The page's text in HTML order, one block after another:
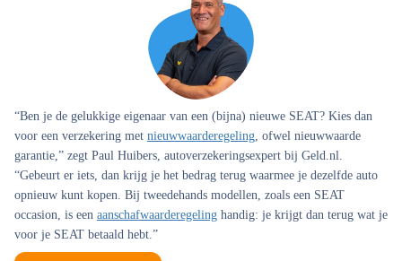
“Ben je de gelukkige eigenaar van een (bijna) nieuwe SEAT? Kies dan
voor een verzekering met nieuwwaarderegeling, ofwel nieuwwaarde
garantie,” zegt Paul Huibers, autoverzekeringsexpert bij Geld.nl.
“Gebeurt er iets, dan krijg je het bedrag terug waarmee je dezelfde auto
opnieuw kunt kopen. Bij tweedehands modellen, zoals een SEAT
occasion, is een aanschafwaarderegeling handig: je krijgt dan terug wat je
voor je SEAT betaald hebt.”